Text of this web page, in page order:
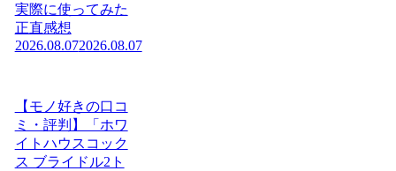
実際に使ってみた
正直感想
2026.08.072026.08.07
【モノ好きの口コ
ミ・評判】「ホワ
イトハウスコック
ス ブライドル2ト